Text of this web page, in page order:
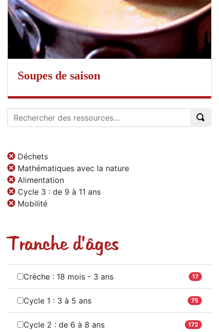
Soupes de saison
Déchets
Mathématiques avec la nature
Alimentation
Cycle 3 : de 9 à 11 ans
Mobilité
Tranche d'âges
Crèche : 18 mois - 3 ans 17
Cycle 1 : 3 à 5 ans 75
Cycle 2 : de 6 à 8 ans 172